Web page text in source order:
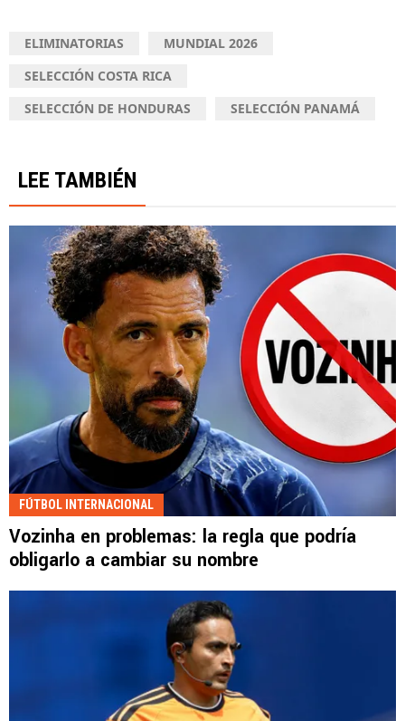
ELIMINATORIAS
MUNDIAL 2026
SELECCIÓN COSTA RICA
SELECCIÓN DE HONDURAS
SELECCIÓN PANAMÁ
LEE TAMBIÉN
FÚTBOL INTERNACIONAL
Vozinha en problemas: la regla que podría
obligarlo a cambiar su nombre